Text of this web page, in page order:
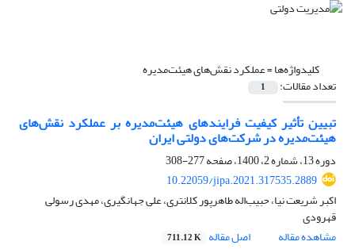
کلیدواژه‌ها =عملکرد نقش‌های هیئت‌مدیره
تعداد مقالات: 1
تبیین تأثیر کیفیت فرایندهای هیئت‌مدیره بر عملکرد نقش‌های
هیئت‌مدیره در شرکت‌های دولتی ایران
دوره 13، شماره 2، 1400، صفحه
277-308
10.22059/jipa.2021.317535.2889
اکبر شریعت نیا، حبیب‌اله طاهرپور کلانتری، علی جهانگیری، مهدی رسولی
قهرودی
مشاهده مقاله
اصل مقاله 711.12 K